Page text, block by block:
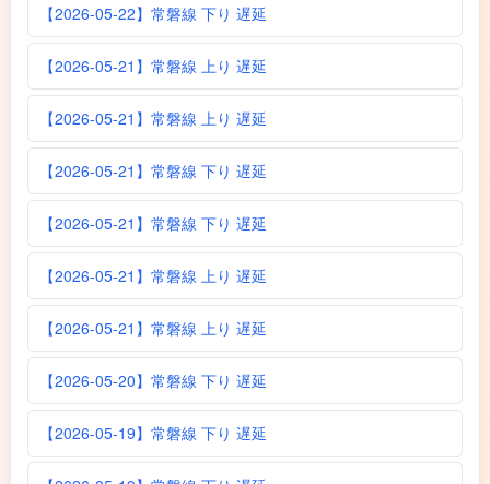
【2026-05-22】常磐線 下り 遅延
【2026-05-21】常磐線 上り 遅延
【2026-05-21】常磐線 上り 遅延
【2026-05-21】常磐線 下り 遅延
【2026-05-21】常磐線 下り 遅延
【2026-05-21】常磐線 上り 遅延
【2026-05-21】常磐線 上り 遅延
【2026-05-20】常磐線 下り 遅延
【2026-05-19】常磐線 下り 遅延